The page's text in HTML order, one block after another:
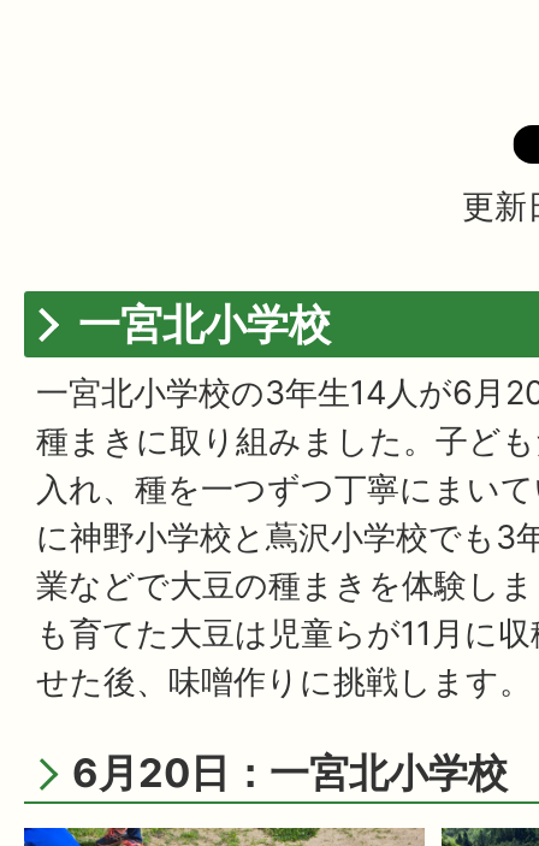
更新
一宮北小学校
一宮北小学校の3年生14人が6月
種まきに取り組みました。子ど
入れ、種を一つずつ丁寧にまい
に神野小学校と蔦沢小学校でも3
業などで大豆の種まきを体験し
も育てた大豆は児童らが11月に
せた後、味噌作りに挑戦します。
6月20日：一宮北小学校